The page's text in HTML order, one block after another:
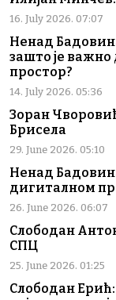
16. July 2026. 07:07
Ненад
зашто је
простор?
14. July 2026. 05:36
Зоран
Брисела
29. June 2026. 05:10
Ненад
дигиталном
26. June 2026. 06:07
Слободан
СПЦ
25. June 2026. 01:25
Слободан